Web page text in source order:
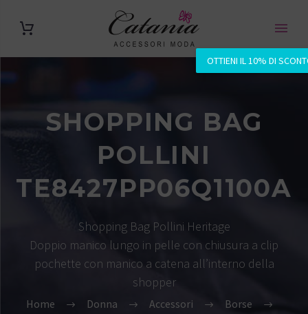
OTTIENI IL 10% DI
SHOPPING BAG
POLLINI
TE8427PP06Q1100A
Shopping Bag Pollini Heritage
Doppio manico lungo in pelle con chiusura a clip
pochette con manico a catena all’interno della
shopper
Home Donna Accessori
Borse